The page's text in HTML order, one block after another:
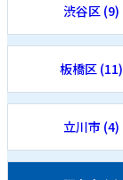
渋谷区 (9)
板橋区 (11)
立川市 (4)